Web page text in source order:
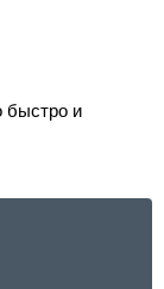
быстро и